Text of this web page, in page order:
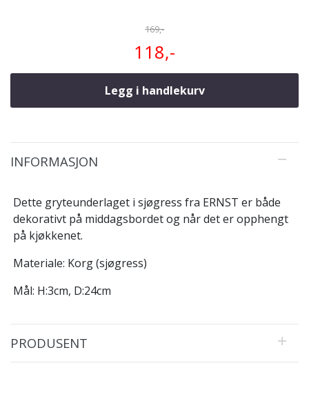
169,-
118,-
Legg i handlekurv
INFORMASJON
Dette gryteunderlaget i sjøgress fra ERNST er både
dekorativt på middagsbordet og når det er opphengt
på kjøkkenet.
Materiale: Korg (sjøgress)
Mål: H:3cm, D:24cm
PRODUSENT